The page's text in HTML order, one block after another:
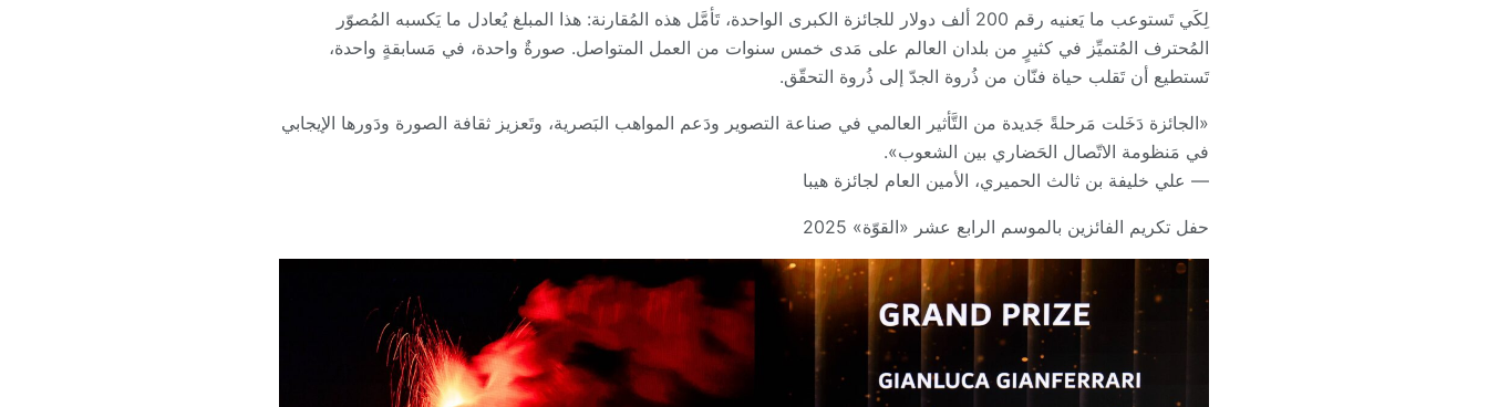
لِكَي تَستوعب ما يَعنيه رقم 200 ألف دولار للجائزة الكبرى الواحدة، تَأمَّل هذه المُقارنة: هذا المبلغ يُعادل ما يَكسبه المُصوّر
المُحترف المُتميِّز في كثيرٍ من بلدان العالم على مَدى خمس سنوات من العمل المتواصل. صورةٌ واحدة، في مَسابقةٍ واحدة،
تَستطيع أن تَقلب حياة فنّان من ذُروة الجدّ إلى ذُروة التحقّق.
«الجائزة دَخَلت مَرحلةً جَديدة من التَّأثير العالمي في صناعة التصوير ودَعم المواهب البَصرية، وتَعزيز ثقافة الصورة ودَورها الإيجابي
في مَنظومة الاتّصال الحَضاري بين الشعوب».
— علي خليفة بن ثالث الحميري، الأمين العام لجائزة هيبا
حفل تكريم الفائزين بالموسم الرابع عشر «القوّة» 2025